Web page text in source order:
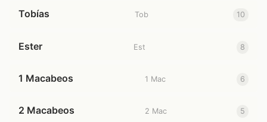
Tobías Tob 10
Ester Est 8
1 Macabeos 1 Mac 6
2 Macabeos 2 Mac 5